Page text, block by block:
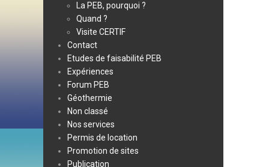
La PEB, pourquoi ?
Quand ?
Visite CERTIF
Contact
Etudes de faisabilité PEB
Expériences
Forum PEB
Géothermie
Non classé
Nos services
Permis de location
Promotion de sites
Publication